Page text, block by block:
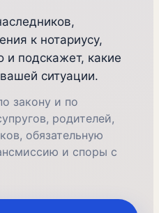
к нотариусу,
подскажет, какие
ситуации.
закону и по
родителей,
обязательную
и споры с